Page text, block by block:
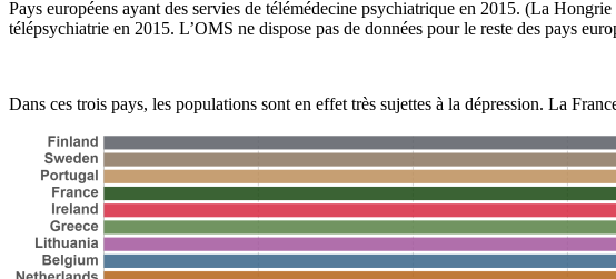
Pays européens ayant des servies de télémédecine psychiatrique en 2015. (La
télépsychiatrie en 2015. L’OMS ne dispose pas de données pour le reste des pays
Dans ces trois pays, les populations sont en effet très sujettes à la dépression. La